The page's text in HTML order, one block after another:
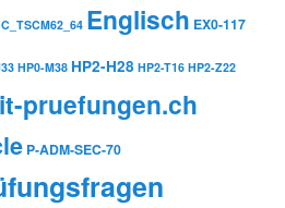
C_TSCM62_64 Englisch EX0-117
HP0-M38 HP2-H28 HP2-T16 HP2-Z22
it-pruefungen.ch
P-ADM-SEC-70